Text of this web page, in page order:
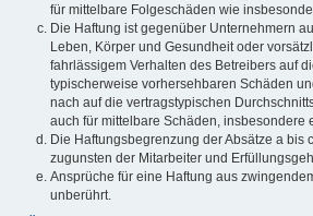
für mittelbare Folgeschäden wie
Die Haftung ist gegenüber Unternehmern
Leben, Körper und Gesundheit oder
fahrlässigem Verhalten des Betreibers auf
typischerweise vorhersehbaren Schäden
nach auf die vertragstypischen
auch für mittelbare Schäden, insbesondere
Die Haftungsbegrenzung der Absätze a bis
zugunsten der Mitarbeiter und
Ansprüche für eine Haftung aus
unberührt.